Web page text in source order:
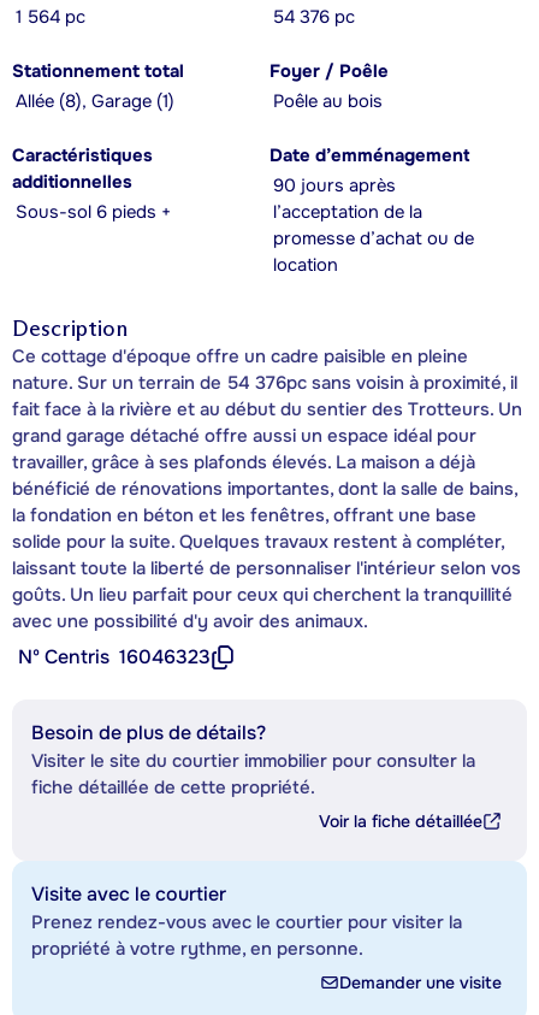
1 564 pc
54 376 pc
Stationnement total
Allée (8), Garage (1)
Foyer / Poêle
Poêle au bois
Caractéristiques
additionnelles
Sous-sol 6 pieds +
Date d’emménagement
90 jours après
l’acceptation de la
promesse d’achat ou de
location
Description
Ce cottage d'époque offre un cadre paisible en pleine
nature. Sur un terrain de 54 376pc sans voisin à proximité, il
fait face à la rivière et au début du sentier des Trotteurs. Un
grand garage détaché offre aussi un espace idéal pour
travailler, grâce à ses plafonds élevés. La maison a déjà
bénéficié de rénovations importantes, dont la salle de bains,
la fondation en béton et les fenêtres, offrant une base
solide pour la suite. Quelques travaux restent à compléter,
laissant toute la liberté de personnaliser l'intérieur selon vos
goûts. Un lieu parfait pour ceux qui cherchent la tranquillité
avec une possibilité d'y avoir des animaux.
Nº Centris 16046323
Besoin de plus de détails?
Visiter le site du courtier immobilier pour consulter la
fiche détaillée de cette propriété.
Voir la fiche détaillée
Visite avec le courtier
Prenez rendez-vous avec le courtier pour visiter la
propriété à votre rythme, en personne.
Demander une visite